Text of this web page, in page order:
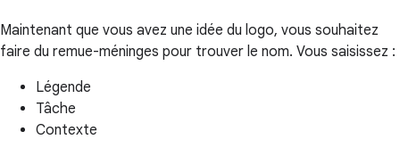
Maintenant que vous avez une idée du logo, vous souhaitez
faire du remue-méninges pour trouver le nom. Vous saisissez :
Légende
Tâche
Contexte